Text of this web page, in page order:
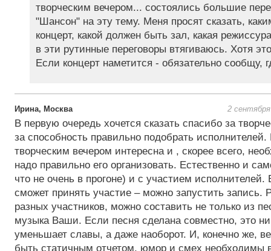
творческим вечером... состоялись большие
"Шансон" на эту тему. Меня просят сказать,
концерт, какой должен быть зал, какая
в эти рутинные переговоры втягиваюсь. Хотя
Если концерт наметится - обязательно сообщу,
Ирина, Москва 2
В первую очередь хочется сказать спасибо за
за способность правильно подобрать
творческим вечером интересна и , скорее всего,
надо правильно его организовать. Естественно и
что не очень в прогоне) и с участием исполнителей.
сможет принять участие – можно запустить запись.
разных участников, можно составить не только из
музыка Ваши. Если песня сделана совместно, это
уменьшает славы, а даже наоборот. И, конечно же,
быть статичным отчетом, юмор и смех необходимы